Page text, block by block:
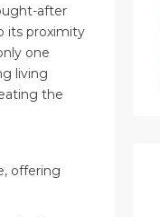
after
its proximity
one
living
the
offering